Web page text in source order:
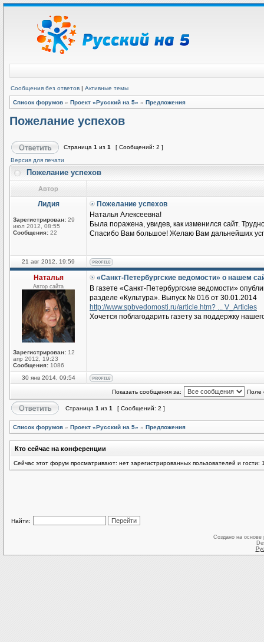
Сообщения без ответов | Активные темы
Список форумов » Проект «Русский на 5» » Предложения
Пожелание успехов
Страница 1 из 1
[ Сообщений: 2 ]
Версия для печати
Пожелание успехов
Автор
Лидия
Зарегистрирован: 29
июл 2012, 08:55
Сообщения: 22
Пожелание успехов
Наталья Алексеевна!
Была поражена, увидев, как изменился сайт.
Спасибо Вам большое! Желаю Вам дальнейших
21 авг 2012, 19:59
Наталья
Автор сайта
Зарегистрирован: 12
апр 2012, 19:23
Сообщения: 1086
«Санкт-Петербургские ведомости» о нашем
В газете «Санкт-Петербургские ведомости»
разделе «Культура». Выпуск № 016 от 30.01.2014
http://www.spbvedomosti.ru/article.htm? ... V_Articles
Хочется поблагодарить газету за поддержку
30 янв 2014, 09:54
Показать сообщения за: Поле
Страница 1 из 1 [ Сообщений: 2 ]
Список форумов » Проект «Русский на 5» » Предложения
Кто сейчас на конференции
Сейчас этот форум просматривают: нет зарегистрированных пользователей и гости:
Найти:
Создано на основе